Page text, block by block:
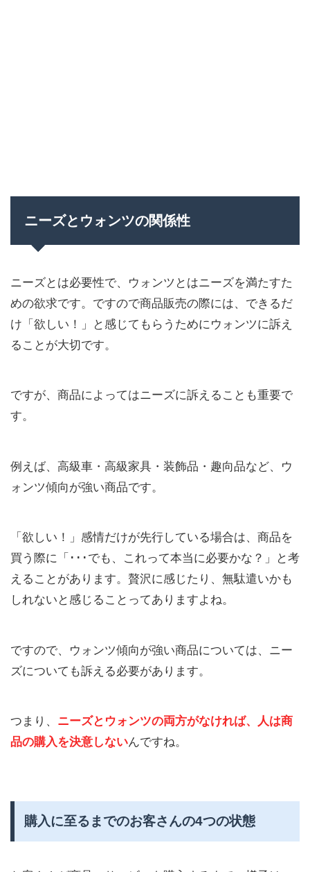
ニーズとウォンツの関係性
ニーズとは必要性で、ウォンツとはニーズを満たすた
めの欲求です。ですので商品販売の際には、できるだ
け「欲しい！」と感じてもらうためにウォンツに訴え
ることが大切です。
ですが、商品によってはニーズに訴えることも重要で
す。
例えば、高級車・高級家具・装飾品・趣向品など、ウ
ォンツ傾向が強い商品です。
「欲しい！」感情だけが先行している場合は、商品を
買う際に「･･･でも、これって本当に必要かな？」と考
えることがあります。贅沢に感じたり、無駄遣いかも
しれないと感じることってありますよね。
ですので、ウォンツ傾向が強い商品については、ニー
ズについても訴える必要があります。
つまり、 ニーズとウォンツの両方がなければ、人は商
品の購入を決意しないんですね。
購入に至るまでのお客さんの4つの状態